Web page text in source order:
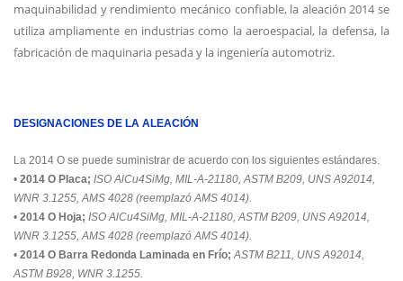
maquinabilidad y rendimiento mecánico confiable, la aleación 2014 se
utiliza ampliamente en industrias como la aeroespacial, la defensa, la
fabricación de maquinaria pesada y la ingeniería automotriz.
DESIGNACIONES DE LA ALEACIÓN
La 2014 O se puede suministrar de acuerdo con los siguientes estándares.
• 2014 O Placa; ISO AlCu4SiMg, MIL-A-21180, ASTM B209, UNS A92014,
WNR 3.1255, AMS 4028 (reemplazó AMS 4014).
• 2014 O Hoja; ISO AlCu4SiMg, MIL-A-21180, ASTM B209, UNS A92014,
WNR 3.1255, AMS 4028 (reemplazó AMS 4014).
• 2014 O Barra Redonda Laminada en Frío; ASTM B211, UNS A92014,
ASTM B928, WNR 3.1255.